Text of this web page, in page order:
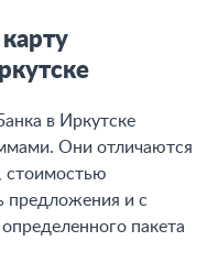
в Иркутске
Они отличаются
стоимостью
предложения и с
пакета